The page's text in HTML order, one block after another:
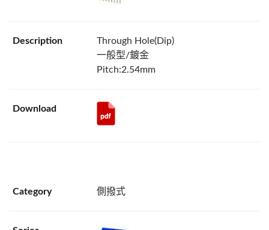
Through Hole(Dip)
一般型/鍍金
Pitch:2.54mm
側撥式